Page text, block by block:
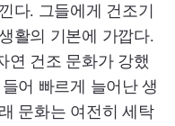
다. 그들에게 건조기
활의 기본에 가깝다.
연 건조 문화가 강했
어 빠르게 늘어난 생
문화는 여전히 세탁